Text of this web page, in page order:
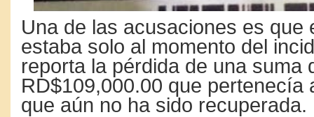
Una de las acusaciones es que
estaba solo al momento del
reporta la pérdida de una suma
RD$109,000.00 que pertenecía
que aún no ha sido recuperada.